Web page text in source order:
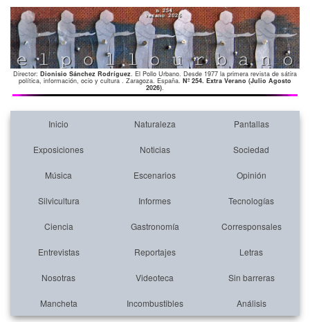
Director: Dionisio Sánchez Rodríguez. El Pollo Urbano. Desde 1977 la primera revista de sátira
política, información, ocio y cultura . Zaragoza. España. Nº 254. Extra Verano (Julio Agosto
2026).
Inicio Naturaleza Pantallas
Exposiciones Noticias Sociedad
Música Escenarios Opinión
Silvicultura Informes Tecnologías
Ciencia Gastronomía Corresponsales
Entrevistas Reportajes Letras
Nosotras Videoteca Sin barreras
Mancheta Incombustibles Análisis